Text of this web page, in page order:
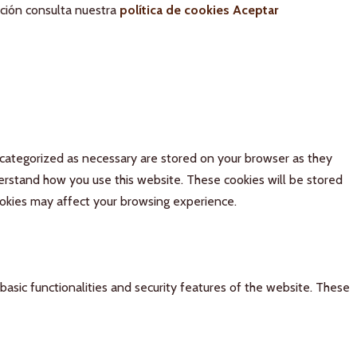
consulta nuestra política de cookies Aceptar
as necessary are stored on your browser as they
how you use this website. These cookies will be stored
may affect your browsing experience.
functionalities and security features of the website. These